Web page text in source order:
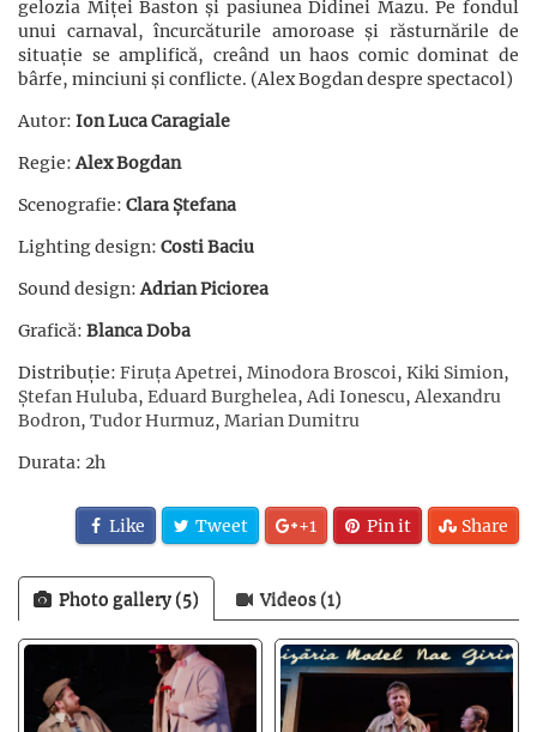
gelozia Miței Baston și pasiunea Didinei Mazu. Pe fondul
unui carnaval, încurcăturile amoroase și răsturnările de
situație se amplifică, creând un haos comic dominat de
bârfe, minciuni și conflicte. (Alex Bogdan despre spectacol)
Autor: Ion Luca Caragiale
Regie:Alex Bogdan
Scenografie: Clara Ștefana
Lighting design: Costi Baciu
Sound design:Adrian Piciorea
Grafică: Blanca Doba
Distribuție: Firuța Apetrei, Minodora Broscoi, Kiki Simion,
Ștefan Huluba, Eduard Burghelea,Adi Ionescu,Alexandru
Bodron, Tudor Hurmuz, Marian Dumitru
Durata: 2h
Like Tweet +1 Pin it Share
Photo gallery (5) Videos (1)